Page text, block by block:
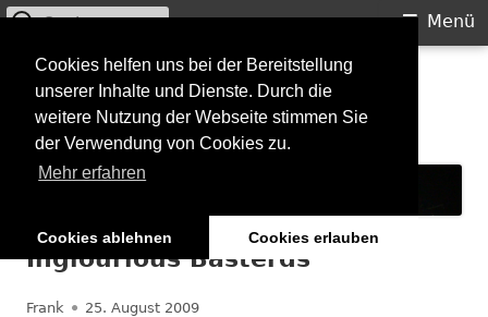
Cookies helfen uns bei der Bereitstellung
unserer Inhalte und Dienste. Durch die
weitere Nutzung der Webseite stimmen Sie
der Verwendung von Cookies zu.
Mehr erfahren
Cookies ablehnen Cookies erlauben
Springe
Inhalt
Starkilla
Konzertberichte und mehr
Primäres
Menü
Menü
Suchen
Inglourious Basterds
Autor
Frank Veröffentlicht
25. August 2009